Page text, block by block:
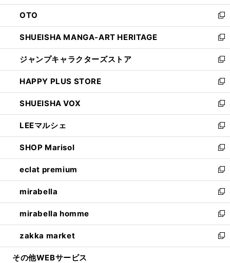
ウ
で
開
く
ン
ド
ウ
で
開
く
OTO
新
し
い
ウ
ィ
ン
ド
ウ
で
開
く
SHUEISHA MANGA-ART HERITAGE
新
し
い
ウ
ィ
ン
ド
ウ
で
開
く
ジャンプキャラクターズストア
新
し
い
ウ
ィ
ン
ド
ウ
で
開
く
HAPPY PLUS STORE
新
し
い
ウ
ィ
ン
ド
ウ
で
開
く
SHUEISHA VOX
新
し
い
ウ
ィ
ン
ド
ウ
で
開
く
LEEマルシェ
新
し
い
ウ
ィ
ン
ド
ウ
で
開
く
SHOP Marisol
新
し
い
ウ
ィ
ン
ド
ウ
で
開
eclat premium
新
し
い
ウ
ィ
ン
ド
ウ
mirabella
新
し
い
ウ
ィ
ン
mirabella homme
新
し
い
ウ
zakka market
新
し
その他WEBサービス